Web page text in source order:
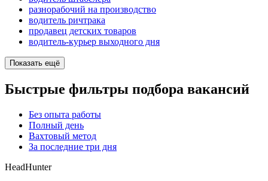
разнорабочий на производство
водитель ричтрака
продавец детских товаров
водитель-курьер выходного дня
Показать ещё
Быстрые фильтры подбора вакансий
Без опыта работы
Полный день
Вахтовый метод
За последние три дня
HeadHunter